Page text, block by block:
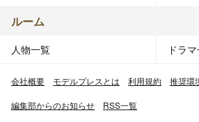
ルーム
人物一覧 ドラ
会社概要 モデルプレスとは 利用規約 推奨環
編集部からのお知らせ RSS一覧